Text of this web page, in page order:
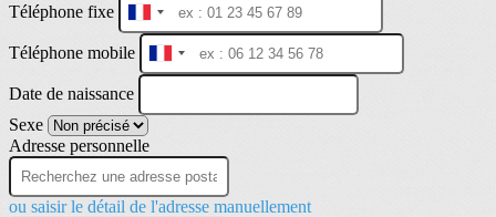
Téléphone fixe
France
+33
Téléphone mobile
France
+33
Date de naissance
Sexe
Adresse personnelle
ou saisir le détail de l'adresse manuellement